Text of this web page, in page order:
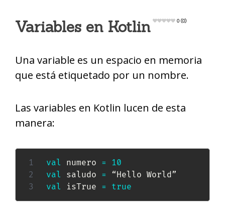
Variables en Kotlin 0 (0)
Una variable es un espacio en memoria
que está etiquetado por un nombre.
Las variables en Kotlin lucen de esta
manera:
val numero =
10
val saludo =
val isTrue = true